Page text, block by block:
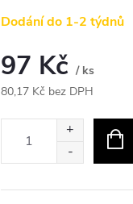
Dodání do 1-2 týdnů
97 Kč / ks
80,17 Kč bez DPH